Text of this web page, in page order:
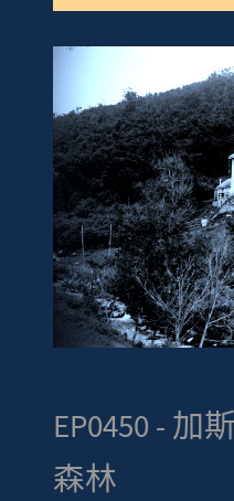
EP0450 - 加
森林